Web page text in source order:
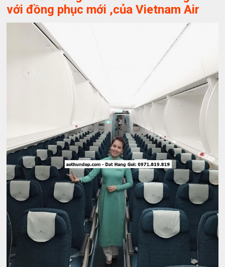
với đồng phục mới ,của Vietnam Air